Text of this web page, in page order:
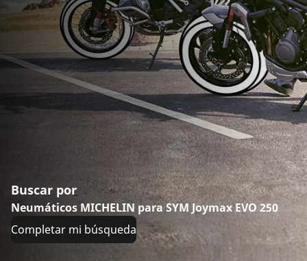
Buscar por
Neumáticos MICHELIN para SYM Joymax EVO 250
Completar mi búsqueda